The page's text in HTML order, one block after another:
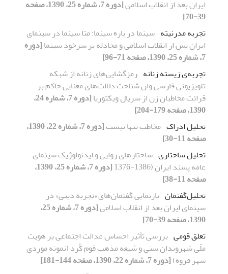
ایران بعد از انقلاب اسلامی
[دوره 7، شماره 25، 1390، صفحه
39-70]
تجربه مدرنیته سینما در باره سینما: متا سینما در سینمای
ایران پس از انقلاب اسلامی و مجادله بر سرخود سینما[دوره
7، شماره 25، 1390، صفحه 71-96]
تجربه‌ی زیسته زنانه رمزگشایی‌های زنانه از شبکه
تلویزیونی فارسی وان شناخت دلالت‌های معنایی حاکم بر
قرائت مخاطبان زن از سریال ویکتوریا
[دوره 7، شماره 24،
1390، صفحه 179-204]
تحلیل ادراک مخاطب تنها نیست
[دوره 7، شماره 22، 1390،
صفحه 11-30]
تحلیل ساختاری ساختارهای روایی و ایدئولوژیک سینمای
عامه پسند ایران (1386-1376
[دوره 7، شماره 25، 1390،
صفحه 11-38]
تحلیل‌گفتمان بازنمایی گفتمان‌های «تجربه دینی» در
سینمای ایران بعد از انقلاب اسلامی
[دوره 7، شماره 25،
1390، صفحه 39-70]
تعلق قومی بررسی تأثیر احساس عدالت اجتماعی بر هویت
ملّی شهروندان سنی و شیعه مذهب قوم کُرد (نمونه موردی
شهر قروه)[دوره 7، شماره 22، 1390، صفحه 144-181]